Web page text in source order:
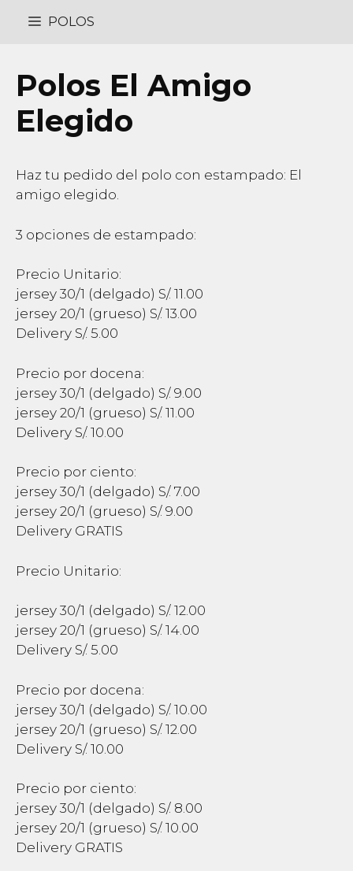
POLOS
Polos El Amigo
Elegido
Haz tu pedido del polo con estampado: El
amigo elegido.
3 opciones de estampado:
Precio Unitario:
jersey 30/1 (delgado) S/. 11.00
jersey 20/1 (grueso) S/. 13.00
Delivery S/. 5.00
Precio por docena:
jersey 30/1 (delgado) S/. 9.00
jersey 20/1 (grueso) S/. 11.00
Delivery S/. 10.00
Precio por ciento:
jersey 30/1 (delgado) S/. 7.00
jersey 20/1 (grueso) S/. 9.00
Delivery GRATIS
Precio Unitario:
jersey 30/1 (delgado) S/. 12.00
jersey 20/1 (grueso) S/. 14.00
Delivery S/. 5.00
Precio por docena:
jersey 30/1 (delgado) S/. 10.00
jersey 20/1 (grueso) S/. 12.00
Delivery S/. 10.00
Precio por ciento:
jersey 30/1 (delgado) S/. 8.00
jersey 20/1 (grueso) S/. 10.00
Delivery GRATIS